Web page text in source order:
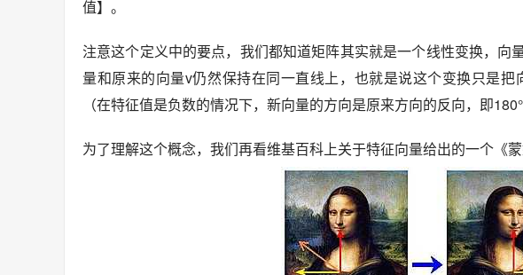
值】。
注意这个定义中的要点，我们都知道矩阵其实就是一个线性变换，向
量和原来的向量v仍然保持在同一直线上，也就是说这个变换只是
（在特征值是负数的情况下，新向量的方向是原来方向的反向，即180°
为了理解这个概念，我们再看维基百科上关于特征向量给出的一个《蒙